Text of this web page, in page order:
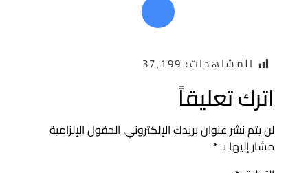
المشاهدات: 37٬199
تعليقاً
يتم نشر عنوان بريدك الإلكتروني.الحقول الإلزامية
إليها بـ*